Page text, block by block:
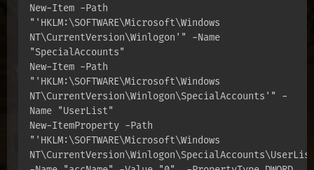
New-Item -Path
"'HKLM:\SOFTWARE\Microsoft\Windows
NT\CurrentVersion\Winlogon'" -Name
"SpecialAccounts"
New-Item -Path
"'HKLM:\SOFTWARE\Microsoft\Windows
NT\CurrentVersion\Winlogon\SpecialAccounts'" -
Name "UserList"
New-ItemProperty -Path
"'HKLM:\SOFTWARE\Microsoft\Windows